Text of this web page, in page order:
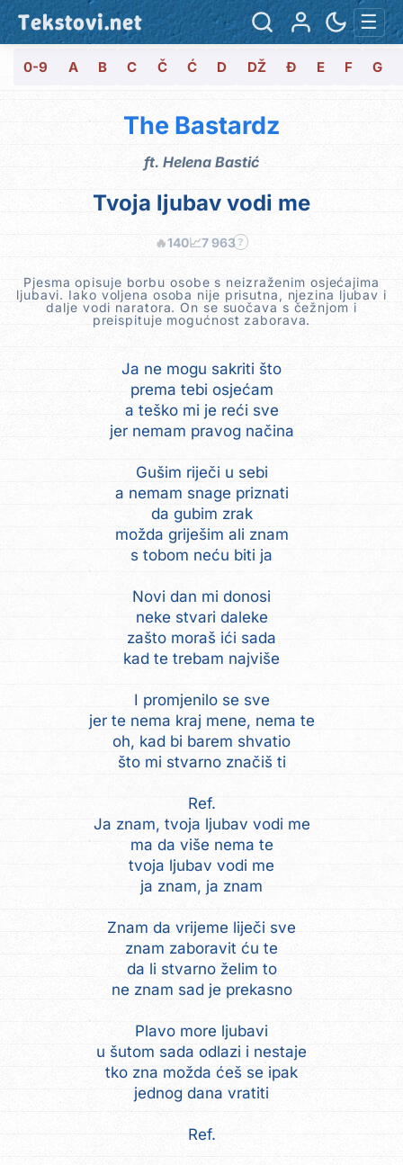
Tekstovi.net ☰
0-9 A B C Č Ć D DŽ Đ E F G
The Bastardz
ft. Helena Bastić
Tvoja ljubav vodi me
🔥140📈7 963 ?
Pjesma opisuje borbu osobe s neizraženim osjećajima
ljubavi. Iako voljena osoba nije prisutna, njezina ljubav i
dalje vodi naratora. On se suočava s čežnjom i
preispituje mogućnost zaborava.
Ja ne mogu sakriti što
prema tebi osjećam
a teško mi je reći sve
jer nemam pravog načina
Gušim riječi u sebi
a nemam snage priznati
da gubim zrak
možda griješim ali znam
s tobom neću biti ja
Novi dan mi donosi
neke stvari daleke
zašto moraš ići sada
kad te trebam najviše
I promjenilo se sve
jer te nema kraj mene, nema te
oh, kad bi barem shvatio
što mi stvarno značiš ti
Ref.
Ja znam, tvoja ljubav vodi me
ma da više nema te
tvoja ljubav vodi me
ja znam, ja znam
Znam da vrijeme liječi sve
znam zaboravit ću te
da li stvarno želim to
ne znam sad je prekasno
Plavo more ljubavi
u šutom sada odlazi i nestaje
tko zna možda ćeš se ipak
jednog dana vratiti
Ref.